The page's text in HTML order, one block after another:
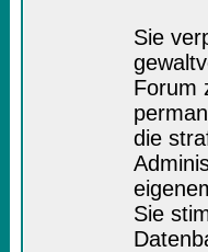
Sie
Forum
die
Sie